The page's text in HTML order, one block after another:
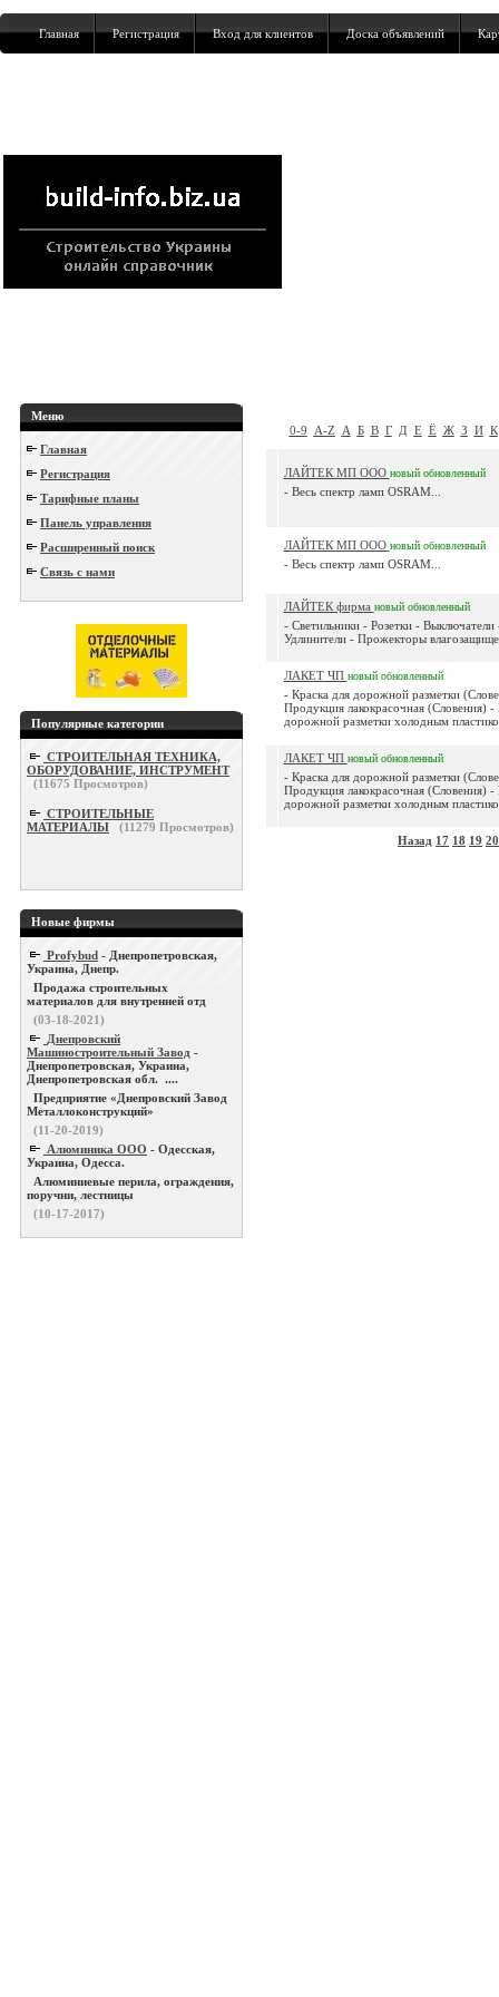
Главная Регистрация Вход для клиентов Доска объявлений
Меню
Главная
Регистрация
Тарифные планы
Панель управления
Расширенный поиск
Связь с нами
Популярные категории
СТРОИТЕЛЬНАЯ ТЕХНИКА,
ОБОРУДОВАНИЕ, ИНСТРУМЕНТ
(11675 Просмотров)
СТРОИТЕЛЬНЫЕ
МАТЕРИАЛЫ
(11279 Просмотров)
Новые фирмы
Profybud - Днепропетровская,
Украина, Днепр.
Продажа строительных
материалов для внутренней отд
(03-18-2021)
Днепровский
Машиностроительный Завод -
Днепропетровская, Украина,
Днепропетровская обл. ....
Предприятие «Днепровский Завод
Металлоконструкций»
(11-20-2019)
Алюминика ООО - Одесская,
Украина, Одесса.
Алюминиевые перила, ограждения,
поручни, лестницы
(10-17-2017)
0-9 A-Z А Б В Г Д Е Ё Ж З И К
ЛАЙТЕК МП ООО новый обновленный
- Весь спектр ламп OSRAM...
ЛАЙТЕК МП ООО новый обновленный
- Весь спектр ламп OSRAM...
ЛАЙТЕК фирма новый обновленный
- Светильники - Розетки -
Удлинители - Прожекторы
ЛАКЕТ ЧП новый обновленный
- Краска для дорожной разметки
Продукция лакокрасочная (Словения) -
дорожной разметки холодным
ЛАКЕТ ЧП новый обновленный
- Краска для дорожной разметки
Продукция лакокрасочная (Словения) -
дорожной разметки холодным
Назад 17 18 19 20